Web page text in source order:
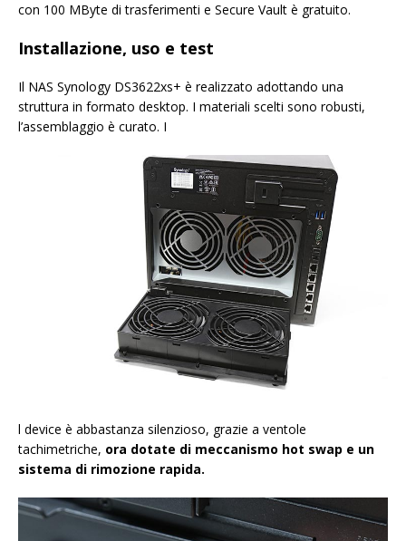
con 100 MByte di trasferimenti e Secure Vault è gratuito.
Installazione, uso e test
Il NAS Synology DS3622xs+ è realizzato adottando una
struttura in formato desktop. I materiali scelti sono robusti,
l’assemblaggio è curato. I
l device è abbastanza silenzioso, grazie a ventole
tachimetriche, ora dotate di meccanismo hot swap e un
sistema di rimozione rapida.